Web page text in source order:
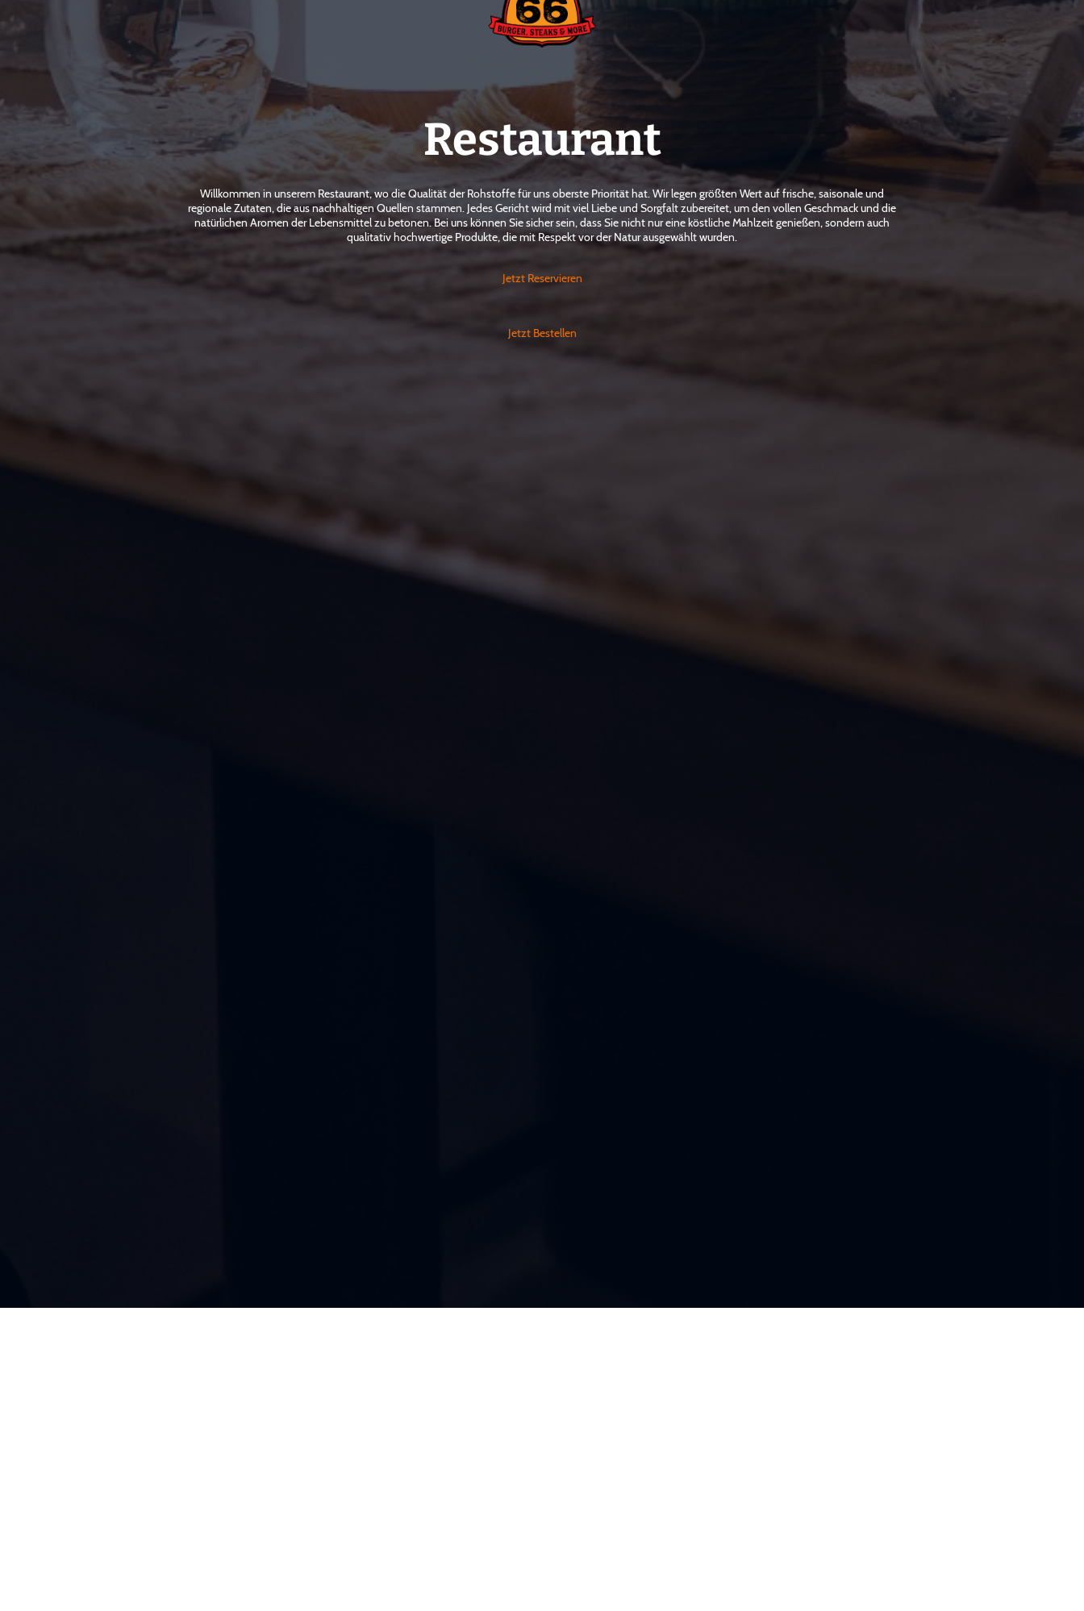
Restaurant
Willkommen in unserem Restaurant, wo die Qualität der Rohstoffe für uns oberste Priorität hat. Wir legen größten Wert auf frische, saisonale und
regionale Zutaten, die aus nachhaltigen Quellen stammen. Jedes Gericht wird mit viel Liebe und Sorgfalt zubereitet, um den vollen Geschmack und die
natürlichen Aromen der Lebensmittel zu betonen. Bei uns können Sie sicher sein, dass Sie nicht nur eine köstliche Mahlzeit genießen, sondern auch
qualitativ hochwertige Produkte, die mit Respekt vor der Natur ausgewählt wurden.
Jetzt Reservieren
Jetzt Bestellen